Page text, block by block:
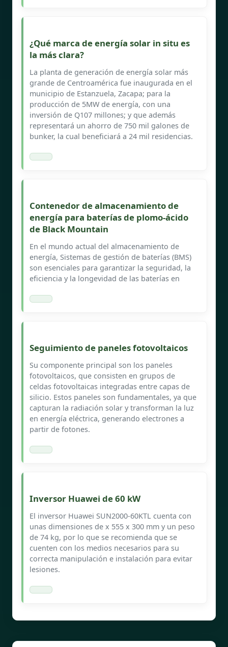
¿Qué marca de energía solar in situ es
la más clara?
La planta de generación de energía solar más
grande de Centroamérica fue inaugurada en el
municipio de Estanzuela, Zacapa; para la
producción de 5MW de energía, con una
inversión de Q107 millones; y que además
representará un ahorro de 750 mil galones de
bunker, la cual beneficiará a 24 mil residencias.
Contenedor de almacenamiento de
energía para baterías de plomo-ácido
de Black Mountain
En el mundo actual del almacenamiento de
energía, Sistemas de gestión de baterías (BMS)
son esenciales para garantizar la seguridad, la
eficiencia y la longevidad de las baterías en
Seguimiento de paneles fotovoltaicos
Su componente principal son los paneles
fotovoltaicos, que consisten en grupos de
celdas fotovoltaicas integradas entre capas de
silicio. Estos paneles son fundamentales, ya que
capturan la radiación solar y transforman la luz
en energía eléctrica, generando electrones a
partir de fotones.
Inversor Huawei de 60 kW
El inversor Huawei SUN2000-60KTL cuenta con
unas dimensiones de x 555 x 300 mm y un peso
de 74 kg, por lo que se recomienda que se
cuenten con los medios necesarios para su
correcta manipulación e instalación para evitar
lesiones.